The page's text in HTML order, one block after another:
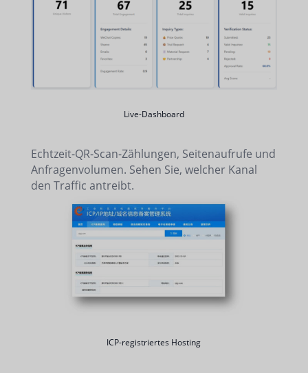
Live-Dashboard
Echtzeit-QR-Scan-Zählungen, Seitenaufrufe und
Anfragenvolumen. Sehen Sie, welcher Kanal
den Traffic antreibt.
ICP-registriertes Hosting